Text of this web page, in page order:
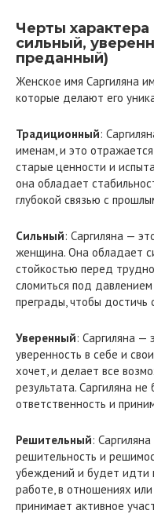
Черты
сильный,
преданный)
Женское имя Саргиляна
которые делают его
Традиционный:
именам, и это
старые ценности и
она обладает
глубокой связью с
Сильный: Саргиляна —
женщина. Она обладает
стойкостью перед
сломиться под
преграды, чтобы достичь
Уверенный: Саргиляна —
уверенность в себе и
хочет, и делает все
результата. Саргиляна
ответственность и
Решительный:
решительность и
убеждений и будет идти
работе, в отношениях
принимает активное